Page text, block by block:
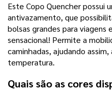
Este Copo Quencher possui
antivazamento, que
bolsas grandes para viagens
sensacional! Permite a
caminhadas, ajudando
temperatura.
Quais são as cores